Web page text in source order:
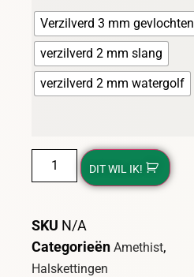
Verzilverd 3 mm gevlochten
verzilverd 2 mm slang
verzilverd 2 mm watergolf
DIT WIL IK!
SKU N/A
Categorieën Amethist,
Halskettingen